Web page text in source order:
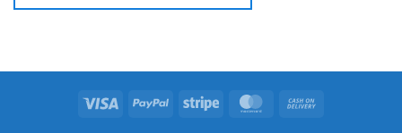
Visa PayPal Stripe MasterCard